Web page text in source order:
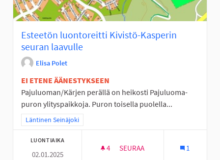
Esteetön luontoreitti Kivistö-Kasperin
seuran laavulle
Elisa Polet
EI ETENE ÄÄNESTYKSEEN
Pajuluoman/Kärjen perällä on heikosti Pajuluoma-
puron ylityspaikkoja. Puron toisella puolella...
Rajaa tulokset teeman mukaan: Läntinen Seinäjoki
Läntinen Seinäjoki
LUONTIAIKA
02.01.2025
4 4 SEURAAJAA
SEURAA 1